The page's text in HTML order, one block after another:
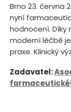
Brno 23. června
nyní
hodnocení.
moderní léčbě
praxe. Klinický
Zadavatel: